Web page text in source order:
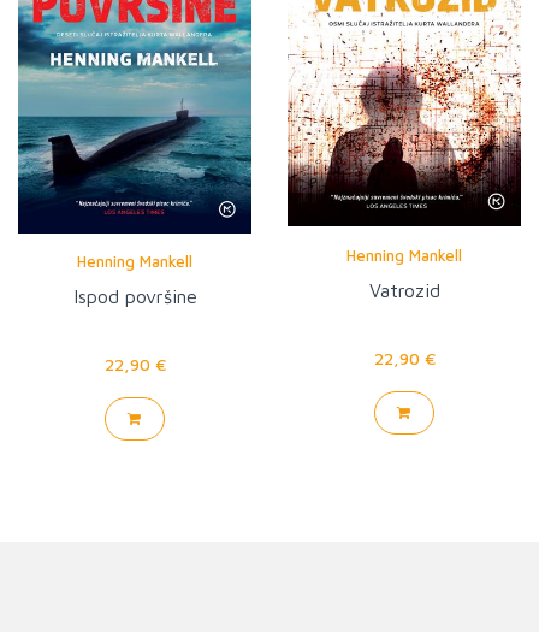
Henning Mankell
Ispod površine
22,90 €
Henning Mankell
Vatrozid
22,90 €